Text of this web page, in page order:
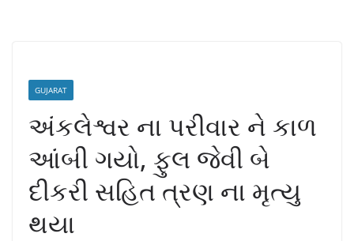
GUJARAT
અંકલેશ્વર ના પરીવાર ને કાળ
આંબી ગયો, ફુલ જેવી બે
દીકરી સહિત ત્રણ ના મૃત્યુ
થયા